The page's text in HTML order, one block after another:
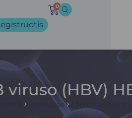
0
viruso (HBV)
Paslaugos Laboratoriniai ir